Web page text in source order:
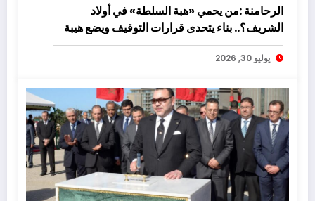
الرحامنة :من يحمي «هبة السلطة» في أولاد
الشريف؟.. بناء يتحدى قرارات التوقيف ويضع هيبة
القانون على المحك!
يوليو 30, 2026